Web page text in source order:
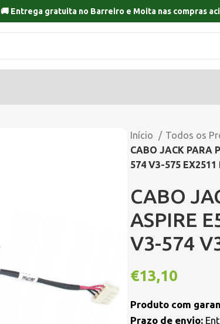
🚚 Entrega gratuita no Barreiro e Moita nas compras
Início Todos os
CABO JACK PARA
574 V3-575 EX2511
CABO
ASPIRE
V3-574
€13,10
Produto com
Prazo de envio: